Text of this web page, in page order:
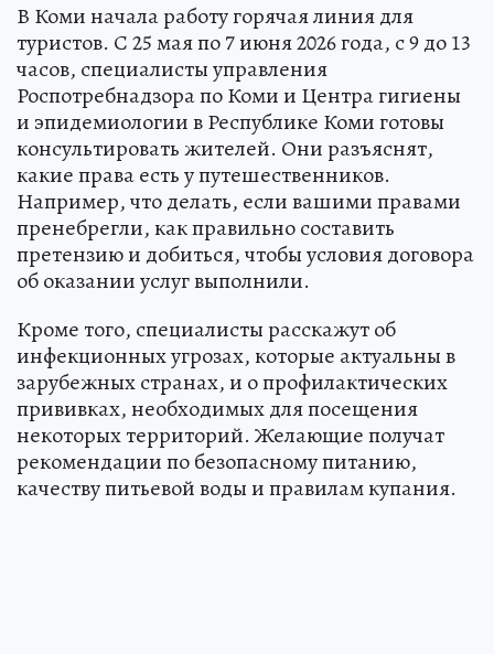
В Коми начала работу горячая линия для
туристов. С 25 мая по 7 июня 2026 года, с 9 до 13
часов, специалисты управления
Роспотребнадзора по Коми и Центра гигиены
и эпидемиологии в Республике Коми готовы
консультировать жителей. Они разъяснят,
какие права есть у путешественников.
Например, что делать, если вашими правами
пренебрегли, как правильно составить
претензию и добиться, чтобы условия договора
об оказании услуг выполнили.
Кроме того, специалисты расскажут об
инфекционных угрозах, которые актуальны в
зарубежных странах, и о профилактических
прививках, необходимых для посещения
некоторых территорий. Желающие получат
рекомендации по безопасному питанию,
качеству питьевой воды и правилам купания.